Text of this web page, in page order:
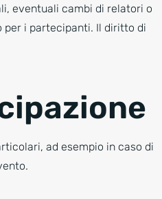
eventuali cambi di relatori o
i partecipanti. Il diritto di
ad esempio in caso di